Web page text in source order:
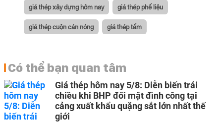
giá thép xây dựng hôm nay giá thép phế liệu
giá thép cuộn cán nóng giá thép tấm
Có thể bạn quan tâm
Giá thép hôm nay 5/8: Diễn biến trái
chiều khi BHP đối mặt đình công tại
cảng xuất khẩu quặng sắt lớn nhất thế
giới